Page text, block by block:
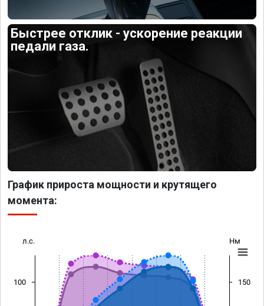
Быстрее отклик - ускорение реакции
педали газа.
График прироста мощности и крутящего
момента:
л.с. Нм
100 150